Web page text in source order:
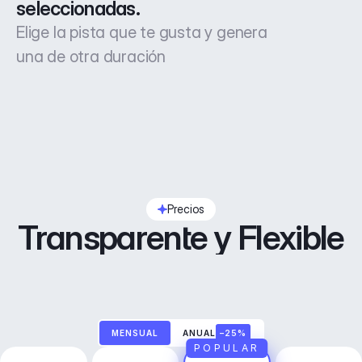
seleccionadas.
Elige la pista que te gusta y genera
una de otra duración
Precios
Transparente y Flexible
MENSUAL ANUAL –25%
POPULAR